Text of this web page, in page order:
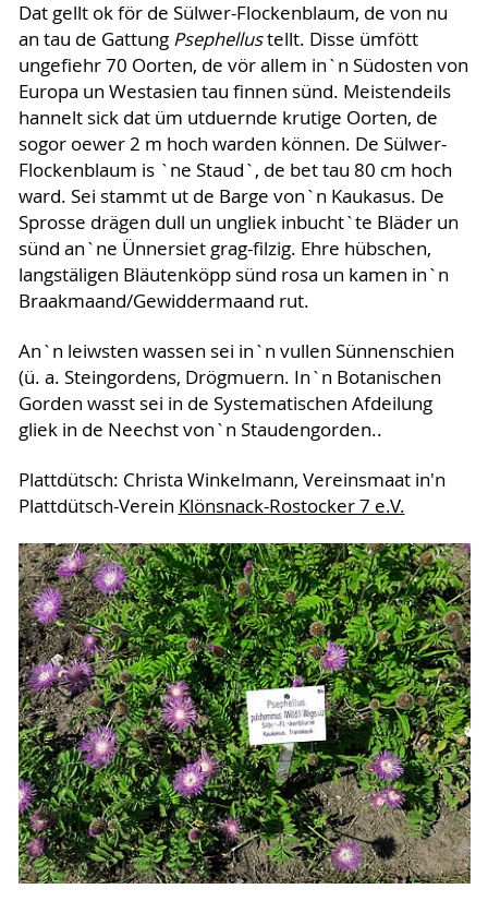
Dat gellt ok för de Sülwer-Flockenblaum, de von nu
an tau de Gattung Psephellustellt. Disse ümfött
ungefiehr 70 Oorten, de vör allem in`n Südosten von
Europa un Westasien tau finnen sünd. Meistendeils
hannelt sick dat üm utduernde krutige Oorten, de
sogor oewer 2 m hoch warden können. De Sülwer-
Flockenblaum is `ne Staud`, de bet tau 80 cm hoch
ward. Sei stammt ut de Barge von`n Kaukasus. De
Sprosse drägen dull un ungliek inbucht`te Bläder un
sünd an`ne Ünnersiet grag-filzig. Ehre hübschen,
langstäligen Bläutenköpp sünd rosa un kamen in`n
Braakmaand/Gewiddermaand rut.
An`n leiwsten wassen sei in`n vullen Sünnenschien
(ü. a. Steingordens, Drögmuern. In`n Botanischen
Gorden wasst sei in de Systematischen Afdeilung
gliek in de Neechst von`n Staudengorden..
Plattdütsch: Christa Winkelmann, Vereinsmaat in'n
Plattdütsch-Verein Klönsnack-Rostocker 7 e.V.